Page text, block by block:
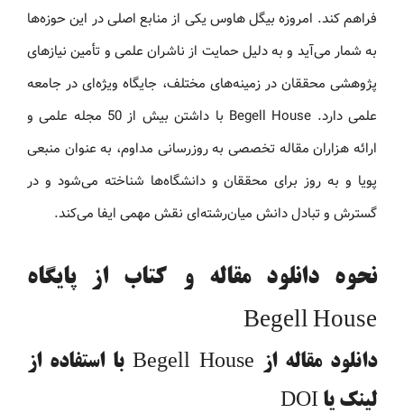
فراهم کند. امروزه بیگل هاوس یکی از منابع اصلی در این حوزه‌ها
به شمار می‌آید و به دلیل حمایت از ناشران علمی و تأمین نیازهای
پژوهشی محققان در زمینه‌های مختلف، جایگاه ویژه‌ای در جامعه
علمی دارد. Begell House با داشتن بیش از 50 مجله علمی و
ارائه هزاران مقاله تخصصی به‌ روزرسانی مداوم، به عنوان منبعی
پویا و به‌ روز برای محققان و دانشگاه‌ها شناخته می‌شود و در
گسترش و تبادل دانش میان‌رشته‌ای نقش مهمی ایفا می‌کند.
نحوه دانلود مقاله و کتاب از پایگاه
Begell House
دانلود مقاله از Begell House با استفاده از
لینک یا DOI